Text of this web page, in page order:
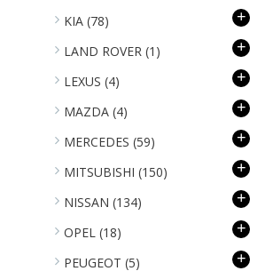
KIA (78) +
LAND ROVER (1) +
LEXUS (4) +
MAZDA (4) +
MERCEDES (59) +
MITSUBISHI (150) +
NISSAN (134) +
OPEL (18) +
PEUGEOT (5) +